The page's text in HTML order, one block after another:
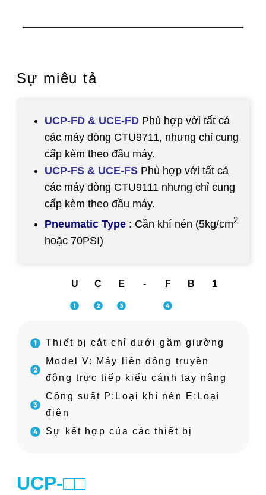
Sự miêu tả
UCP-FD & UCE-FD Phù hợp với tất cả
các máy dòng CTU9711, nhưng chỉ cung
cấp kèm theo đầu máy.
UCP-FS & UCE-FS Phù hợp với tất cả
các máy dòng CTU9111 nhưng chỉ cung
cấp kèm theo đầu máy.
Pneumatic Type : Cần khí nén (5kg/cm2
hoặc 70PSI)
U C E - F B 1
Thiết bị cắt chỉ dưới gầm giường
Model V: Máy liên động truyền
động trực tiếp kiểu cánh tay nâng
Công suất P:Loại khí nén E:Loại
điện
Sự kết hợp của các thiết bị
UCP-□□